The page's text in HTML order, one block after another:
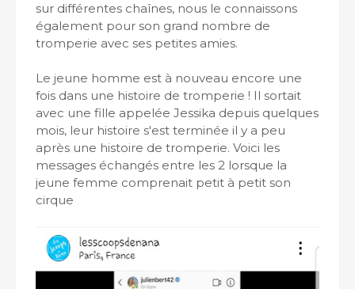
sur différentes chaînes, nous le connaissons
également pour son grand nombre de
tromperie avec ses petites amies.
Le jeune homme est à nouveau encore une
fois dans une histoire de tromperie ! Il sortait
avec une fille appelée Jessika depuis quelques
mois, leur histoire s'est terminée il y a peu
après une histoire de tromperie. Voici les
messages échangés entre les 2 lorsque la
jeune femme comprenait petit à petit son
cirque